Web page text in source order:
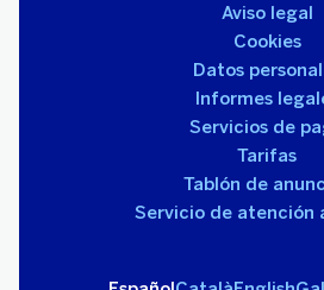
Aviso legal
Cookies
Datos
Informes
Servicios de
Tarifas
Tablón de
Servicio de atención